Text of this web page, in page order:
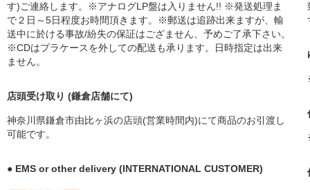
す)ご連絡します。※アナログLP盤は入りません!! ※発送処理ま
で２日～5日程度お時間頂きます。※郵送は追跡出来ますが、輸
送中に於ける事故/紛失の保証はござません、予めご了承下さい。
※CDはプラケースを外しての配送も承ります。日時指定は出来
ません。
店頭受け取り (鎌倉店舗にて)
神奈川県鎌倉市由比ヶ浜の店頭(営業時間内)にて商品のお引渡し
可能です。
● EMS or other delivery (INTERNATIONAL CUSTOMER)